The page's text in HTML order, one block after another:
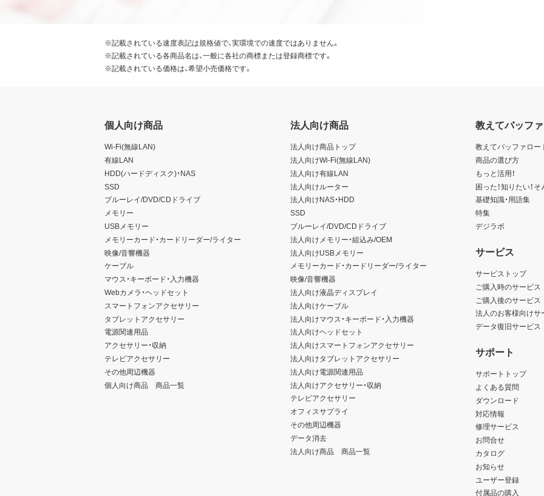
※記載されている速度表記は規格値で、実環境での速度ではありません。
※記載されている各商品名は、一般に各社の商標または登録商標です。
※記載されている価格は、希望小売価格です。
個人向け商品
Wi-Fi(無線LAN)
有線LAN
HDD(ハードディスク)・NAS
SSD
ブルーレイ/DVD/CDドライブ
メモリー
USBメモリー
メモリーカード・カードリーダー/ライター
映像/音響機器
ケーブル
マウス・キーボード・入力機器
Webカメラ・ヘッドセット
スマートフォンアクセサリー
タブレットアクセサリー
電源関連用品
アクセサリー・収納
テレビアクセサリー
その他周辺機器
個人向け商品 商品一覧
法人向け商品
法人向け商品トップ
法人向けWi-Fi(無線LAN)
法人向け有線LAN
法人向けルーター
法人向けNAS・HDD
SSD
ブルーレイ/DVD/CDドライブ
法人向けメモリー・組込み/OEM
法人向けUSBメモリー
メモリーカード・カードリーダー/ライター
映像/音響機器
法人向け液晶ディスプレイ
法人向けケーブル
法人向けマウス・キーボード・入力機器
法人向けヘッドセット
法人向けスマートフォンアクセサリー
法人向けタブレットアクセサリー
法人向け電源関連用品
法人向けアクセサリー・収納
テレビアクセサリー
オフィスサプライ
その他周辺機器
データ消去
法人向け商品 商品一覧
教えてバッフ
教えてバッファロー
商品の選び方
もっと活用！
困った！知りたい！
基礎知識・用語集
特集
デジラボ
サービス
サービストップ
ご購入時のサービス
ご購入後のサービス
法人のお客様向けサ
データ復旧サービス
サポート
サポートトップ
よくある質問
ダウンロード
対応情報
修理サービス
お問合せ
カタログ
お知らせ
ユーザー登録
付属品の購入